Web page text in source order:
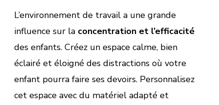
L’environnement de travail a une grande
influence sur la concentration et l’efficacité
des enfants. Créez un espace calme, bien
éclairé et éloigné des distractions où votre
enfant pourra faire ses devoirs. Personnalisez
cet espace avec du matériel adapté et